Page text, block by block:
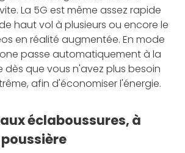
La 5G est même assez rapide
haut vol à plusieurs ou encore le
en réalité augmentée. En mode
passe automatiquement à la
dès que vous n'avez plus besoin
afin d'économiser l'énergie.
éclaboussures, à